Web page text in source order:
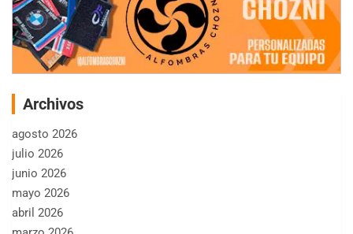
Archivos
agosto 2026
julio 2026
junio 2026
mayo 2026
abril 2026